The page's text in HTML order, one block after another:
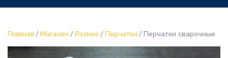
Главная / Магазин / Разное / Перчатки / Перчатки сварочные